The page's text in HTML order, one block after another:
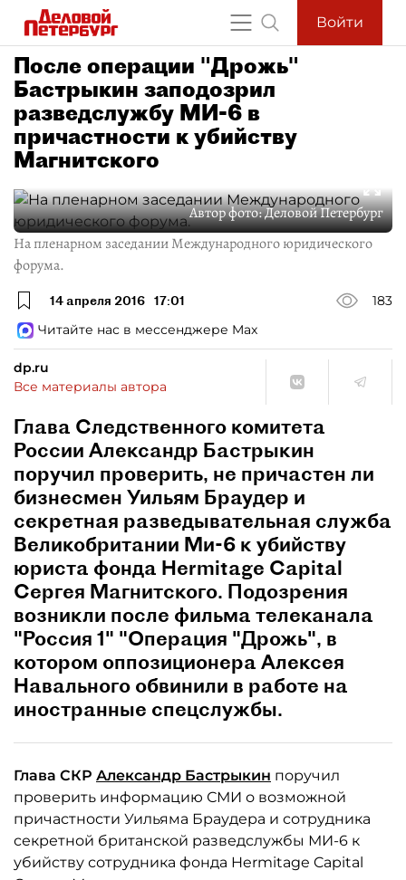
Войти
После операции "Дрожь"
Бастрыкин заподозрил
разведслужбу МИ-6 в
причастности к убийству
Магнитского
Автор фото:Деловой Петербург
На пленарном заседании Международного юридического
форума.
14 апреля 2016 17:01
183
Читайте нас в мессенджере Max
dp.ru
Все материалы автора
Глава Следственного комитета
России Александр Бастрыкин
поручил проверить, не причастен ли
бизнесмен Уильям Браудер и
секретная разведывательная служба
Великобритании Ми-6 к убийству
юриста фонда Hermitage Capital
Сергея Магнитского. Подозрения
возникли после фильма телеканала
"Россия 1" "Операция "Дрожь", в
котором оппозиционера Алексея
Навального обвинили в работе на
иностранные спецслужбы.
Глава СКР Александр Бастрыкин поручил
проверить информацию СМИ о возможной
причастности Уильяма Браудера и сотрудника
секретной британской разведслужбы МИ-6 к
убийству сотрудника фонда Hermitage Capital